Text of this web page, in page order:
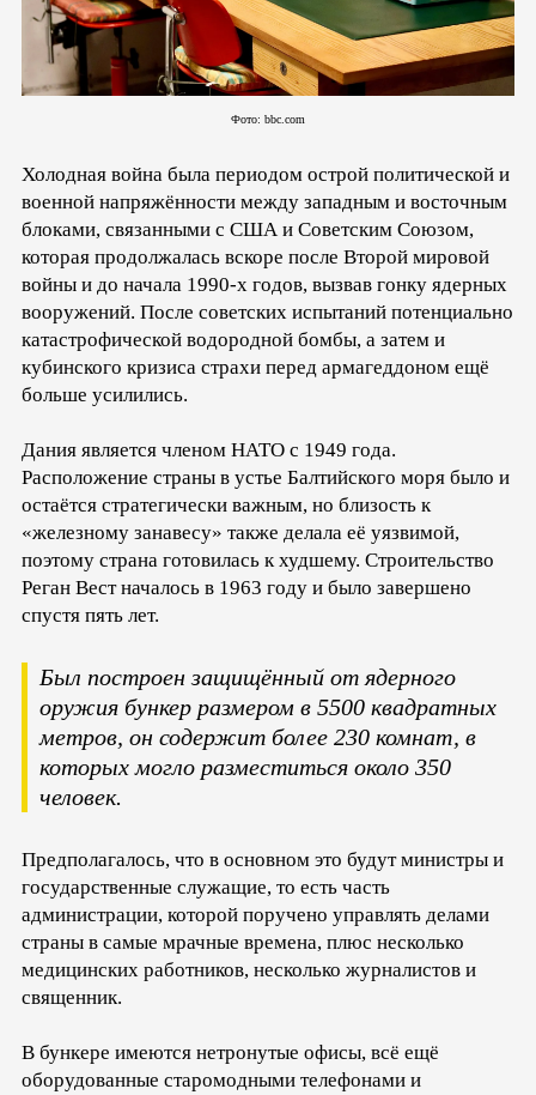
Фото: bbc.com
Холодная война была периодом острой политической и
военной напряжённости между западным и восточным
блоками, связанными с США и Советским Союзом,
которая продолжалась вскоре после Второй мировой
войны и до начала 1990-х годов, вызвав гонку ядерных
вооружений. После советских испытаний потенциально
катастрофической водородной бомбы, а затем и
кубинского кризиса страхи перед армагеддоном ещё
больше усилились.
Дания является членом НАТО с 1949 года.
Расположение страны в устье Балтийского моря было и
остаётся стратегически важным, но близость к
«железному занавесу» также делала её уязвимой,
поэтому страна готовилась к худшему. Строительство
Реган Вест началось в 1963 году и было завершено
спустя пять лет.
Был построен защищённый от ядерного
оружия бункер размером в 5500 квадратных
метров, он содержит более 230 комнат, в
которых могло разместиться около 350
человек.
Предполагалось, что в основном это будут министры и
государственные служащие, то есть часть
администрации, которой поручено управлять делами
страны в самые мрачные времена, плюс несколько
медицинских работников, несколько журналистов и
священник.
В бункере имеются нетронутые офисы, всё ещё
оборудованные старомодными телефонами и